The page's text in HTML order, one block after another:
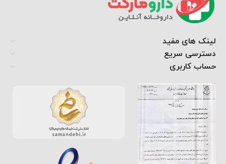
لینک های مفید
دسترسی سریع
حساب کاربری